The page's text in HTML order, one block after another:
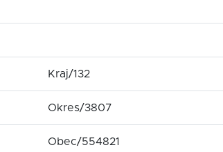
Kraj/132
Okres/3807
Obec/554821